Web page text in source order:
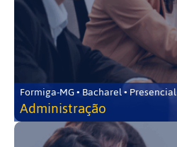
Formiga-MG • Bacharel • Presencial
Administração